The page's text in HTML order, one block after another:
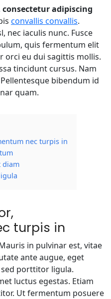
consectetur adipiscing
convallis convallis.
nec iaculis nunc. Fusce
quis fermentum elit
orci eu dui sagittis mollis.
tincidunt cursus. Nam
bibendum id
quam.
nec turpis in
diam
turpis in
in pulvinar est, vitae
ante augue, eget
porttitor ligula.
luctus egestas. Etiam
Ut fermentum posuere